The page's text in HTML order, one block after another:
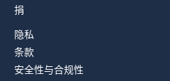
捐
隐私
条款
安全性与合规性